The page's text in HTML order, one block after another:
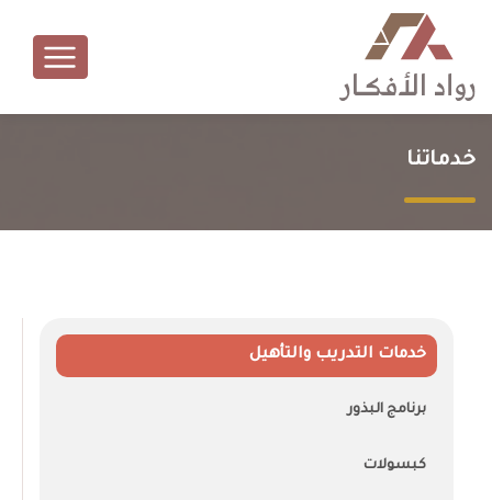
خدماتنا
خدمات التدريب والتأهيل
برنامج البذور
كبسولات